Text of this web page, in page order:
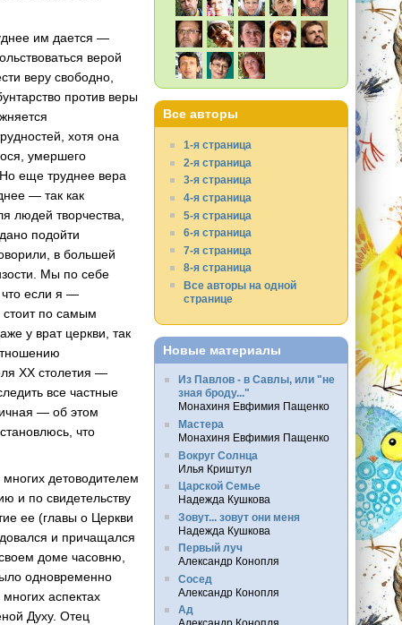
им дается —
верой
веру свободно,
против веры
хотя она
умершего
еще труднее вера
— так как
людей творчества,
подойти
в большей
Мы по себе
что если я —
стоит по самым
у врат церкви, так
XX столетия —
все частные
— об этом
что
детоводителем
и по свидетельству
ее (главы о Церкви
и причащался
доме часовню,
одновременно
аспектах
Духу. Отец
Все авторы
1-я страница
2-я страница
3-я страница
4-я страница
5-я страница
6-я страница
7-я страница
8-я страница
Все авторы на одной
странице
Новые материалы
Из Павлов - в Савлы, или "не
зная броду..."
Монахиня Евфимия Пащенко
Мастера
Монахиня Евфимия Пащенко
Вокруг Солнца
Илья Криштул
Царской Семье
Надежда Кушкова
Зовут... зовут они меня
Надежда Кушкова
Первый луч
Александр Конопля
Сосед
Александр Конопля
Ад